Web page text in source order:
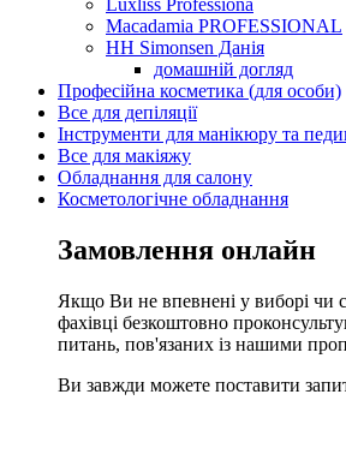
Luxliss Professiona
Macadamia PROFESSIONAL
HH Simonsen Данія
домашній догляд
Професійна косметика (для особи)
Все для депіляції
Інструменти для манікюру та
Все для макіяжу
Обладнання для салону
Косметологічне обладнання
Замовлення онлайн
Якщо Ви не впевнені у виборі чи
фахівці безкоштовно
питань, пов'язаних із нашими
Ви завжди можете поставити